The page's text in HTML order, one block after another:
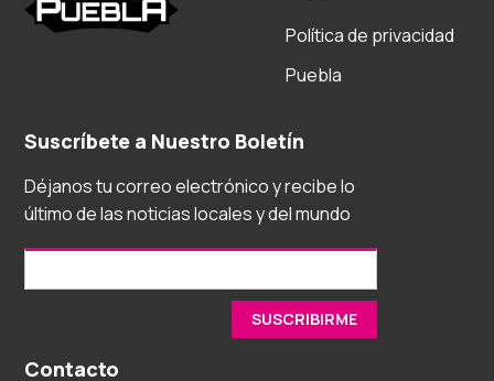
Política de privacidad
Puebla
Suscríbete a Nuestro Boletín
Déjanos tu correo electrónico y recibe lo
último de las noticias locales y del mundo
Contacto